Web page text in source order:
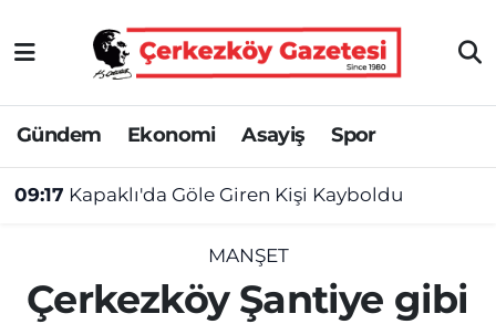
Gündem Ekonomi Asayiş Spor
09:17 Kapaklı'da Göle Giren Kişi Kayboldu
MANŞET
Çerkezköy Şantiye gibi
Asayiş
Ekonomi
Gündem
Kültür&Sanat
Tekirdağ Nöbetçi Eczaneler
Tekirdağ Hava Durumu
Tekirdağ Namaz Vakitleri
Tekirdağ Trafik Yoğunluk Haritası
Süper Lig Puan Durumu ve Fikstür